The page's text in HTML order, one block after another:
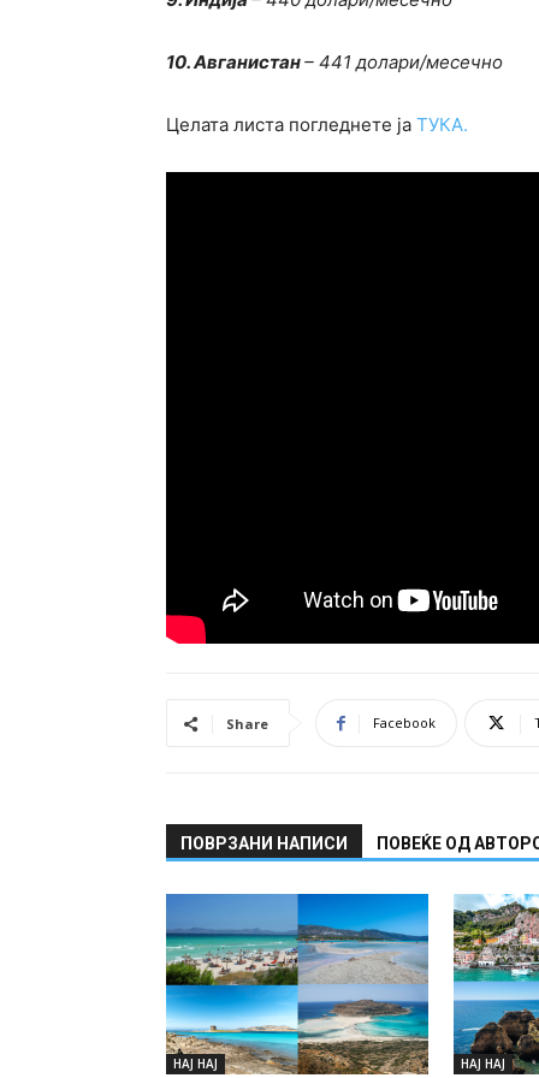
10. Авганистан– 441 долари/месечно
Целата листа погледнете ја TУКА.
Share Facebook
ПОВРЗАНИ НАПИСИ ПОВЕЌЕ ОД
НАЈ НАЈ НАЈ НАЈ